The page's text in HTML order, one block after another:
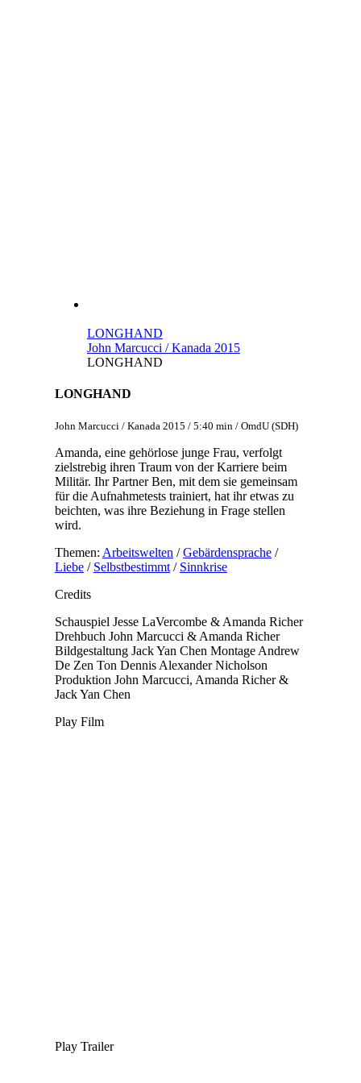
LONGHAND
John Marcucci / Kanada 2015
LONGHAND
LONGHAND
John Marcucci / Kanada 2015 / 5:40 min / OmdU (SDH)
Amanda, eine gehörlose junge Frau, verfolgt
zielstrebig ihren Traum von der Karriere beim
Militär. Ihr Partner Ben, mit dem sie gemeinsam
für die Aufnahmetests trainiert, hat ihr etwas zu
beichten, was ihre Beziehung in Frage stellen
wird.
Themen: Arbeitswelten/Gebärdensprache/
Liebe/ Selbstbestimmt/ Sinnkrise
Credits
Schauspiel Jesse LaVercombe & Amanda Richer
Drehbuch John Marcucci & Amanda Richer
Bildgestaltung Jack Yan Chen MontageAndrew
De Zen Ton Dennis Alexander Nicholson
Produktion John Marcucci, Amanda Richer &
Jack Yan Chen
Play Film
Play Trailer